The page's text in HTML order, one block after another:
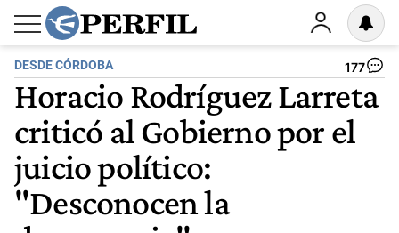
DESDE CÓRDOBA 177
Horacio Rodríguez Larreta
criticó al Gobierno por el
juicio político:
"Desconocen la